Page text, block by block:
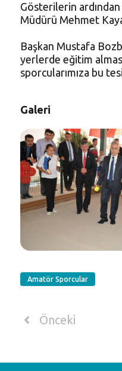
Gösterilerin
Müdürü Mehmet
Başkan Mustafa
yerlerde eğitim
sporcularımıza bu
Galeri
Amatör Sporcular
Önceki